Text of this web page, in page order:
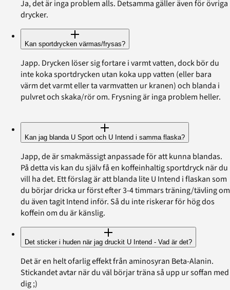
Ja, det är inga problem alls. Detsamma gäller även för övriga
drycker.
Kan sportdrycken värmas/frysas?
Japp. Drycken löser sig fortare i varmt vatten, dock bör du
inte koka sportdrycken utan koka upp vatten (eller bara
värm det varmt eller ta varmvatten ur kranen) och blanda i
pulvret och skaka/rör om. Frysning är inga problem heller.
Kan jag blanda U Sport och U Intend i samma flaska?
Japp, de är smakmässigt anpassade för att kunna blandas.
På detta vis kan du själv få en koffeinhaltig sportdryck när du
vill ha det. Ett förslag är att blanda lite U Intend i flaskan som
du börjar dricka ur först efter 3-4 timmars träning/tävling om
du även tagit Intend inför. Så du inte riskerar för hög dos
koffein om du är känslig.
Det sticker i huden när jag druckit U Intend - Vad är det?
Det är en helt ofarlig effekt från aminosyran Beta-Alanin.
Stickandet avtar när du väl börjar träna så upp ur soffan med
dig ;)